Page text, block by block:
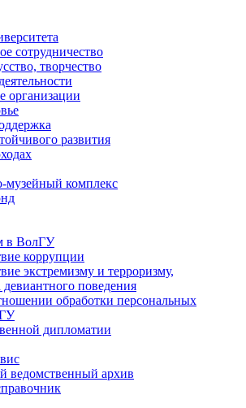
сотрудничество
творчество
организации
развития
музейный комплекс
в ВолГУ
коррупции
экстремизму и терроризму,
поведения
обработки персональных
дипломатии
ведомственный архив